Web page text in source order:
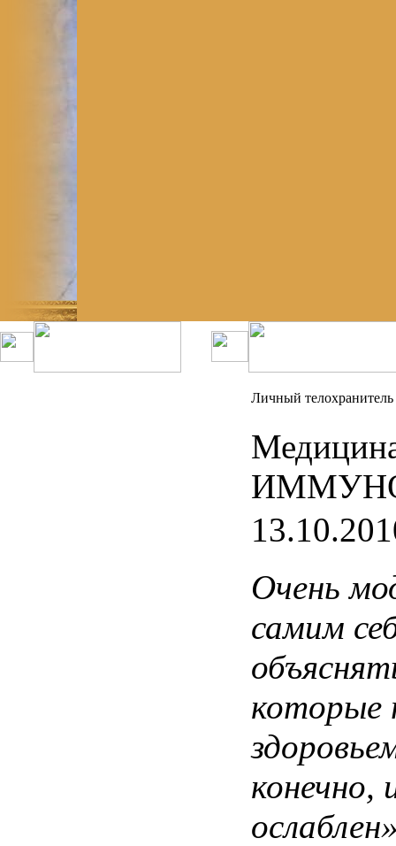
Личный телохранитель
Очень
самим
которые